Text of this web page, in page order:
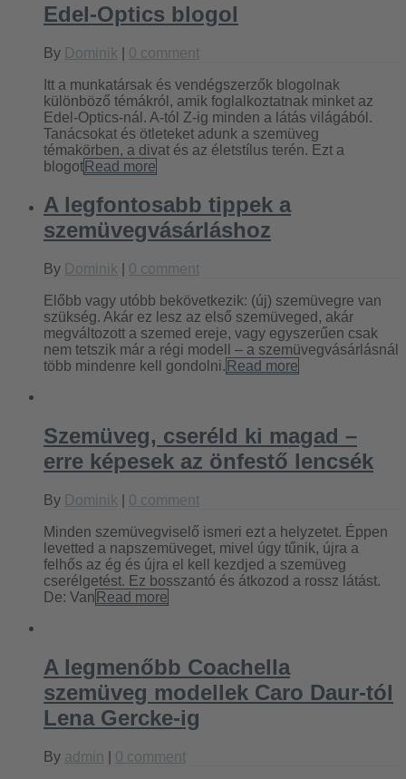
Edel-Optics blogol
By Dominik 0 comment
Itt a munkatársak és vendégszerzők blogolnak
különböző témákról, amik foglalkoztatnak minket az
Edel-Optics-nál. A-tól Z-ig minden a látás világából.
Tanácsokat és ötleteket adunk a szemüveg
témakörben, a divat és az életstílus terén. Ezt a
blogot Read more
A legfontosabb tippek a
szemüvegvásárláshoz
By Dominik 0 comment
Előbb vagy utóbb bekövetkezik: (új) szemüvegre van
szükség. Akár ez lesz az első szemüveged, akár
megváltozott a szemed ereje, vagy egyszerűen csak
nem tetszik már a régi modell – a szemüvegvásárlásnál
több mindenre kell gondolni. Read more
Szemüveg, cseréld ki magad –
erre képesek az önfestő lencsék
By Dominik 0 comment
Minden szemüvegviselő ismeri ezt a helyzetet. Éppen
levetted a napszemüveget, mivel úgy tűnik, újra a
felhős az ég és újra el kell kezdjed a szemüveg
cserélgetést. Ez bosszantó és átkozod a rossz látást.
De: Van Read more
A legmenőbb Coachella
szemüveg modellek Caro Daur-tól
Lena Gercke-ig
By admin 0 comment